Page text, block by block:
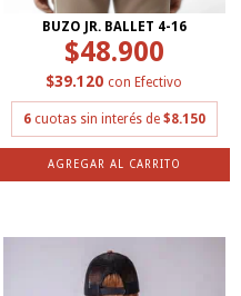
BUZO JR. BALLET 4-16
$48.900
$39.120 con Efectivo
6 cuotas sin interés de $8.150
AGREGAR AL CARRITO